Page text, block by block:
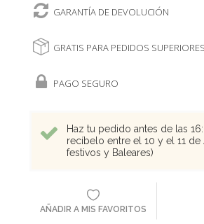
GARANTÍA DE DEVOLUCIÓN
GRATIS PARA PEDIDOS
PAGO SEGURO
Haz tu pedido antes de las
recíbelo entre el 10 y el 11 de
festivos y Baleares)
AÑADIR A MIS FAVORITOS